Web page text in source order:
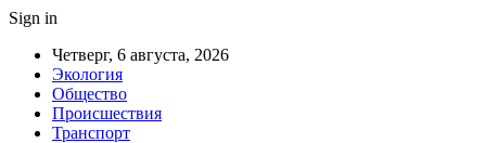
Sign in
Четверг, 6 августа, 2026
Экология
Общество
Происшествия
Транспорт